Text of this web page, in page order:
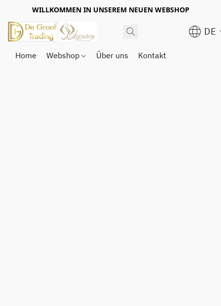
WILLKOMMEN IN UNSEREM NEUEN WEBSHOP
DE
Home Webshop Über uns Kontakt